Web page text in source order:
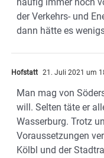
der Verkehrs- und
dann hätte es
Hofstatt 21. Juli 2021 um
Man mag von
will. Selten täte er
Wasserburg. Trotz
Voraussetzungen
Kölbl und der